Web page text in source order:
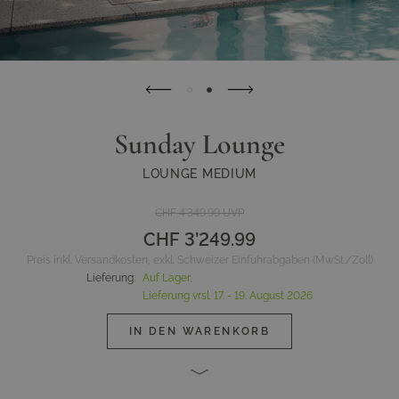
Sunday Lounge
LOUNGE MEDIUM
CHF 4’349.99UVP
CHF 3’249.99
Preis inkl. Versandkosten, exkl. Schweizer Einfuhrabgaben (MwSt./Zoll)
Lieferung: Auf Lager,
Lieferung vrsl. 17. - 19. August 2026
IN DEN WARENKORB